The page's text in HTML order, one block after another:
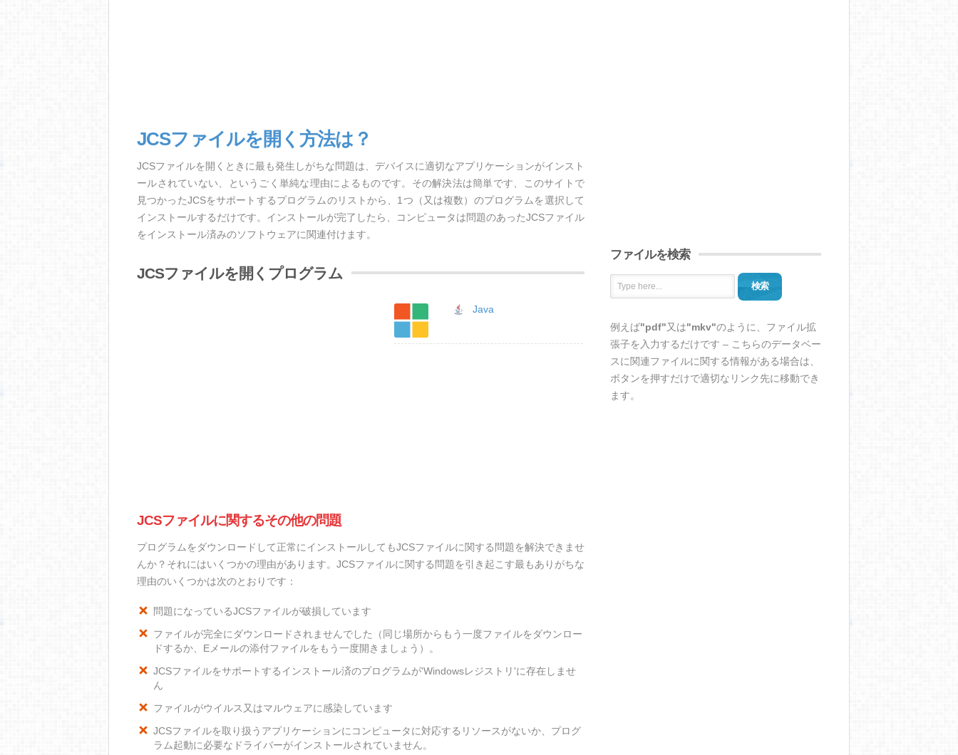
JCSファイルを開く方法は？
JCSファイルを開くときに最も発生しがちな問題は、デバイスに適切なアプリケーションがインスト
ールされていない、というごく単純な理由によるものです。その解決法は簡単です、このサイトで
見つかったJCSをサポートするプログラムのリストから、1つ（又は複数）のプログラムを選択して
インストールするだけです。インストールが完了したら、コンピュータは問題のあったJCSファイル
をインストール済みのソフトウェアに関連付けます。
JCSファイルを開くプログラム
Java
JCSファイルに関するその他の問題
プログラムをダウンロードして正常にインストールしてもJCSファイルに関する問題を解決できませ
んか？それにはいくつかの理由があります。JCSファイルに関する問題を引き起こす最もありがちな
理由のいくつかは次のとおりです：
問題になっているJCSファイルが破損しています
ファイルが完全にダウンロードされませんでした（同じ場所からもう一度ファイルをダウンロー
ドするか、Eメールの添付ファイルをもう一度開きましょう）。
JCSファイルをサポートするインストール済のプログラムが'Windowsレジストリ'に存在しませ
ん
ファイルがウイルス又はマルウェアに感染しています
JCSファイルを取り扱うアプリケーションにコンピュータに対応するリソースがないか、プログ
ラム起動に必要なドライバーがインストールされていません。
ファイルを検索
検索
例えば"pdf"又は"mkv"のように、ファイル拡
張子を入力するだけです – こちらのデータベー
スに関連ファイルに関する情報がある場合は、
ボタンを押すだけで適切なリンク先に移動でき
ます。